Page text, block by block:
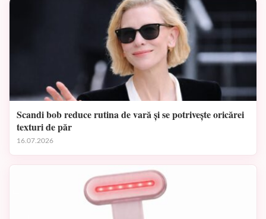
Scandi bob reduce rutina de vară și se potrivește oricărei
texturi de păr
16.07.2026